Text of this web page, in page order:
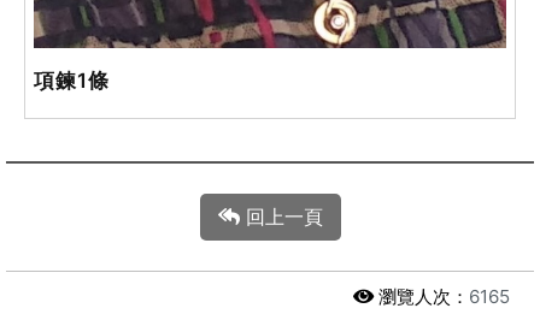
項鍊1條
回上一頁
瀏覽人次： 6165